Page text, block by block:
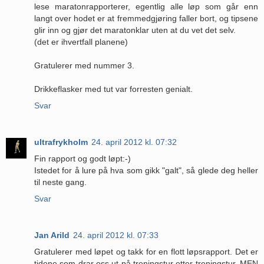
lese maratonrapporterer, egentlig alle løp som går enn
langt over hodet er at fremmedgjøring faller bort, og tipsene
glir inn og gjør det maratonklar uten at du vet det selv.
(det er ihvertfall planene)
Gratulerer med nummer 3.
Drikkeflasker med tut var forresten genialt.
Svar
ultrafrykholm 24. april 2012 kl. 07:32
Fin rapport og godt løpt:-)
Istedet for å lure på hva som gikk "galt", så glede deg heller
til neste gang.
Svar
Jan Arild 24. april 2012 kl. 07:33
Gratulerer med løpet og takk for en flott løpsrapport. Det er